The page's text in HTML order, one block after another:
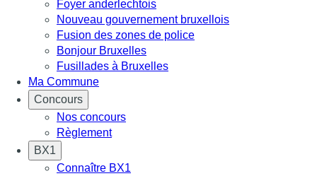
Foyer anderlechtois
Nouveau gouvernement bruxellois
Fusion des zones de police
Bonjour Bruxelles
Fusillades à Bruxelles
Ma Commune
Concours
Nos concours
Règlement
BX1
Connaître BX1